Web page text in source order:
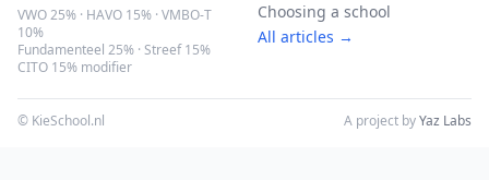
VWO 25% · HAVO 15% · VMBO-T
10%
Fundamenteel 25% · Streef 15%
CITO 15% modifier
Choosing a school
All articles →
© KieSchool.nl A project byYaz Labs